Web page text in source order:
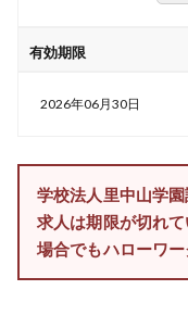
有効期限
2026年06月30日
学校法人里中山学
求人は期限が切れ
場合でもハローワー